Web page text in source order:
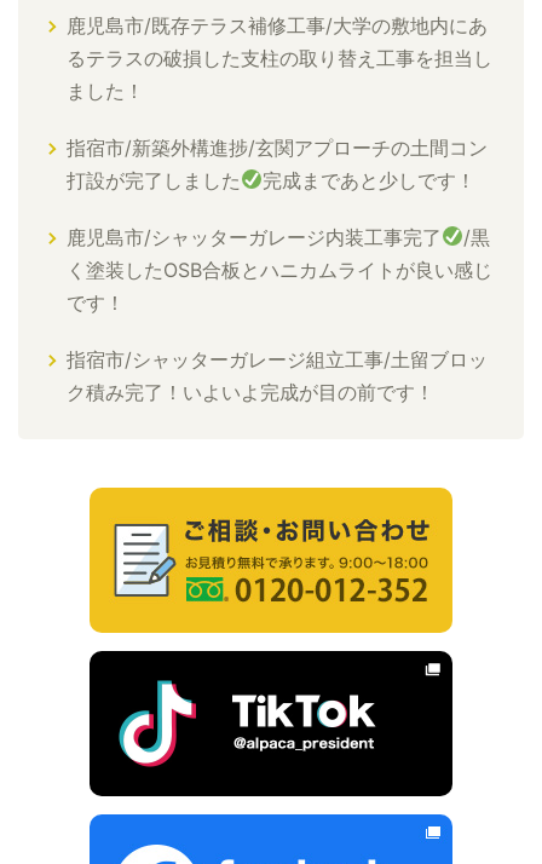
鹿児島市/既存テラス補修工事/大学の敷地内にあ
るテラスの破損した支柱の取り替え工事を担当し
ました！
指宿市/新築外構進捗/玄関アプローチの土間コン
打設が完了しました
完成まであと少しです！
鹿児島市/シャッターガレージ内装工事完了
/黒
く塗装したOSB合板とハニカムライトが良い感じ
です！
指宿市/シャッターガレージ組立工事/土留ブロッ
ク積み完了！いよいよ完成が目の前です！